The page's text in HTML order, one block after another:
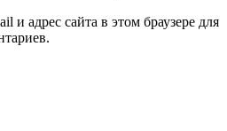
и адрес сайта в этом браузере для